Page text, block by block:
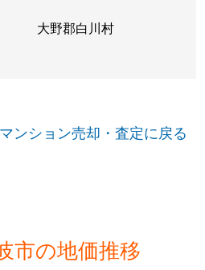
大野郡白川村
ンション売却・査定に戻る
市の地価推移